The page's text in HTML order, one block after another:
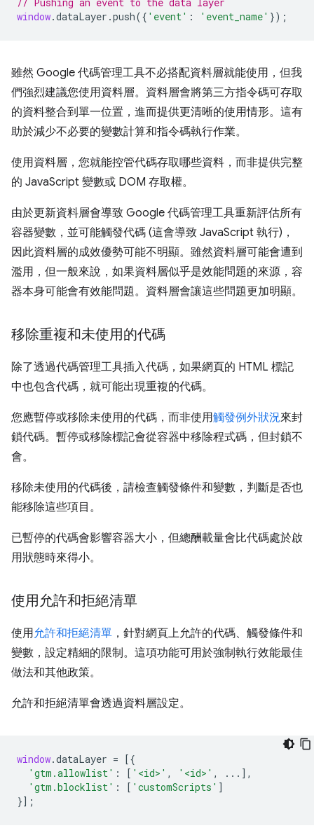
// Pushing an event to the data layer
window.dataLayer .push({ 'event' : 'event_name' });
雖然 Google 代碼管理工具不必搭配資料層就能使用，但我
們強烈建議您使用資料層。資料層會將第三方指令碼可存取
的資料整合到單一位置，進而提供更清晰的使用情形。這有
助於減少不必要的變數計算和指令碼執行作業。
使用資料層，您就能控管代碼存取哪些資料，而非提供完整
的 JavaScript 變數或 DOM 存取權。
由於更新資料層會導致 Google 代碼管理工具重新評估所有
容器變數，並可能觸發代碼 (這會導致 JavaScript 執行)，
因此資料層的成效優勢可能不明顯。雖然資料層可能會遭到
濫用，但一般來說，如果資料層似乎是效能問題的來源，容
器本身可能會有效能問題。資料層會讓這些問題更加明顯。
移除重複和未使用的代碼
除了透過代碼管理工具插入代碼，如果網頁的 HTML 標記
中也包含代碼，就可能出現重複的代碼。
您應暫停或移除未使用的代碼，而非使用觸發例外狀況來封
鎖代碼。暫停或移除標記會從容器中移除程式碼，但封鎖不
會。
移除未使用的代碼後，請檢查觸發條件和變數，判斷是否也
能移除這些項目。
已暫停的代碼會影響容器大小，但總酬載量會比代碼處於啟
用狀態時來得小。
使用允許和拒絕清單
使用允許和拒絕清單 ，針對網頁上允許的代碼、觸發條件和
變數，設定精細的限制。這項功能可用於強制執行效能最佳
做法和其他政策。
允許和拒絕清單會透過資料層設定。
window.dataLayer =
[{
'gtm.allowlist' : [ '<id>' , '<id>' ,
...],
'gtm.blocklist' : [ 'customScripts' ]
}];